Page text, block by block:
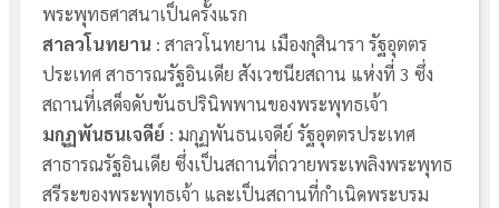
พระพุทธศาสนาเป็นครั้งแรก
สาลวโนทยาน : สาลวโนทยาน เมืองกุสินารา รัฐอุตตร
ประเทศ สาธารณรัฐอินเดีย สังเวชนียสถาน แห่งที่ 3 ซึ่ง
สถานที่เสด็จดับขันธปรินิพพานของพระพุทธเจ้า
มกุฏพันธนเจดีย์ : มกุฏพันธนเจดีย์ รัฐอุตตรประเทศ
สาธารณรัฐอินเดีย ซึ่งเป็นสถานที่ถวายพระเพลิงพระพุทธ
สรีระของพระพุทธเจ้า และเป็นสถานที่กำเนิดพระบรม